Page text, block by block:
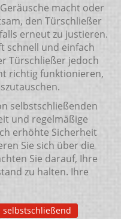
macht oder
den Türschließer
erneut zu justieren.
schnell und einfach
Türschließer jedoch
richtig funktionieren,
selbstschließenden
und regelmäßige
erhöhte Sicherheit
Sie sich über die
Sie darauf, Ihre
zu halten. Ihre
selbstschließend